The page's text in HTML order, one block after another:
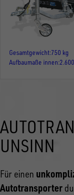
Gesamtgewicht 750 kg
Aufbaumaße innen
UNSINN
Für einen
Autotransporter